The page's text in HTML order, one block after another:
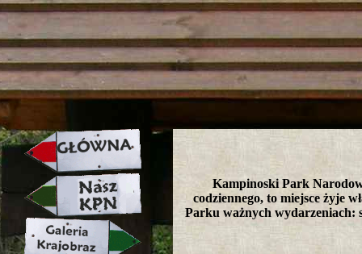
strona w naprawie zapraszamy
Kampinoski Park
codziennego, to miejsce żyje
Parku ważnych wydarzeniach: